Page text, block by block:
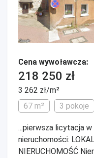
Cena wywoławcza:
218 250 zł
3 262 zł/m²
67 m²
3 pokoje
...pierwsza licytacja
nieruchomości:
NIERUCHOMOŚĆ